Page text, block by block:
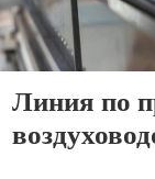
Линия по